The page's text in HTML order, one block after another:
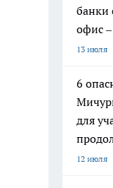
банки
офис
13 июля
6
для
12 июля